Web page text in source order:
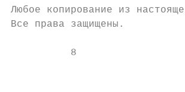
Любое копирование из
Все права защищены.
8